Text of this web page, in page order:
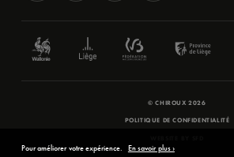
© CHIROUX 2026
POLITIQUE DE CONFIDENTIALITÉ
Pour améliorer votre expérience. En savoir plus ›